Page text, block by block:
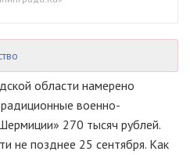
области намерено
военно-
270 тысяч рублей.
не позднее 25 сентября. Как